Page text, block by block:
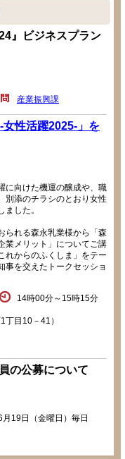
』ビジネスプラン
産業振興課
女性活躍2025-」を
に向けた機運の醸成や、職
別添のチラシのとおり女性
した。
られる森永乳業様から「森
業メリット」についてご講
れからのふくしま」をテー
事を交えたトークセッショ
14時00分～15時15分
目10－41）
の公募について
19日（金曜日）毎日